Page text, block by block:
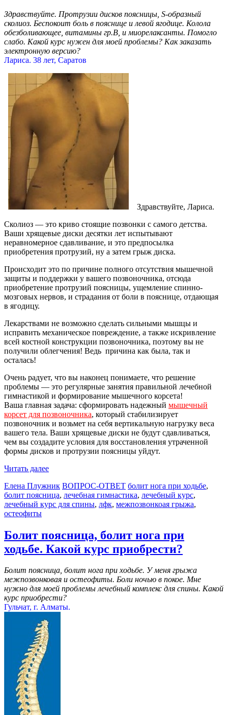
Здравствуйте. Протрузии дисков поясницы, S-образный
сколиоз. Беспокоит боль в пояснице и левой ягодице. Колола
обезболивающее, витамины гр.В, и миорелаксанты. Помогло
слабо. Какой курс нужен для моей проблемы? Как заказать
электронную версию?
Лариса. 38 лет, Саратов
Здравствуйте, Лариса.
Сколиоз — это криво стоящие позвонки с самого детства.
Ваши хрящевые диски десятки лет испытывают
неравномерное сдавливание, и это предпосылка
приобретения протрузий, ну а затем грыж диска.
Происходит это по причине полного отсутствия мышечной
защиты и поддержки у вашего позвоночника, отсюда
приобретение протрузий поясницы, ущемление спинно-
мозговых нервов, и страдания от боли в пояснице, отдающая
в ягодицу.
Лекарствами не возможно сделать сильными мышцы и
исправить механическое повреждение, а также искривление
всей костной конструкции позвоночника, поэтому вы не
получили облегчения! Ведь причина как была, так и
осталась!
Очень радует, что вы наконец понимаете, что решение
проблемы — это регулярные занятия правильной лечебной
гимнастикой и формирование мышечного корсета!
Ваша главная задача: сформировать надежный мышечный
корсет для позвоночника, который стабилизирует
позвоночник и возьмет на себя вертикальную нагрузку веса
вашего тела. Ваши хрящевые диски не будут сдавливаться,
чем вы создадите условия для восстановления утраченной
формы дисков и протрузии поясницы уйдут.
Читать далее
Елена Плужник ВОПРОС-ОТВЕТ болит нога при ходьбе,
болит поясница, лечебная гимнастика, лечебный курс,
лечебный курс для спины, лфк, межпозвонкоая грыжа,
остеофиты
Болит поясница, болит нога при
ходьбе. Какой курс приобрести?
Болит поясница, болит нога при ходьбе. У меня грыжа
межпозвонковая и остеофиты. Боли ночью в покое. Мне
нужно для моей проблемы лечебный комплекс для спины. Какой
курс приобрести?
Гульчат, г. Алматы.